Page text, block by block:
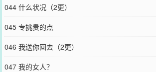
044 什么状况（2更）
045 专挑贵的点
046 我送你回去（2更）
047 我的女人？